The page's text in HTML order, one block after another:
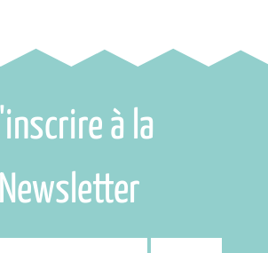
à la
Newsletter